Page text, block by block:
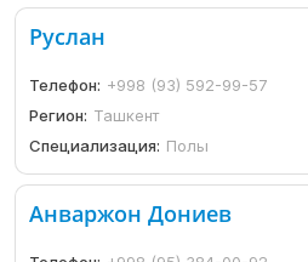
Руслан
Телефон: +998 (93) 592-99-57
Регион: Ташкент
Специализация: Полы
Анваржон Дониев